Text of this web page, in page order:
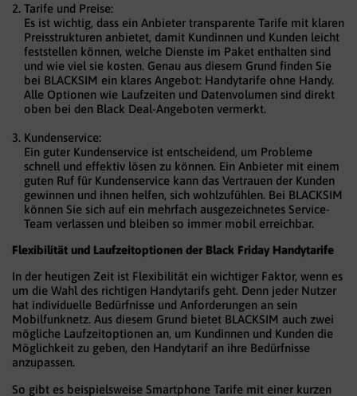
Tarife und Preise:
Es ist wichtig, dass ein Anbieter transparente Tarife mit klaren
Preisstrukturen anbietet, damit Kundinnen und Kunden leicht
feststellen können, welche Dienste im Paket enthalten sind
und wie viel sie kosten. Genau aus diesem Grund finden Sie
bei BLACKSIM ein klares Angebot: Handytarife ohne Handy.
Alle Optionen wie Laufzeiten und Datenvolumen sind direkt
oben bei den Black Deal-Angeboten vermerkt.
Kundenservice:
Ein guter Kundenservice ist entscheidend, um Probleme
schnell und effektiv lösen zu können. Ein Anbieter mit einem
guten Ruf für Kundenservice kann das Vertrauen der Kunden
gewinnen und ihnen helfen, sich wohlzufühlen. Bei BLACKSIM
können Sie sich auf ein mehrfach ausgezeichnetes Service-
Team verlassen und bleiben so immer mobil erreichbar.
Flexibilität und Laufzeitoptionen der Black Friday Handytarife
In der heutigen Zeit ist Flexibilität ein wichtiger Faktor, wenn es
um die Wahl des richtigen Handytarifs geht. Denn jeder Nutzer
hat individuelle Bedürfnisse und Anforderungen an sein
Mobilfunknetz. Aus diesem Grund bietet BLACKSIM auch zwei
mögliche Laufzeitoptionen an, um Kundinnen und Kunden die
Möglichkeit zu geben, den Handytarif an ihre Bedürfnisse
anzupassen.
So gibt es beispielsweise Smartphone Tarife mit einer kurzen